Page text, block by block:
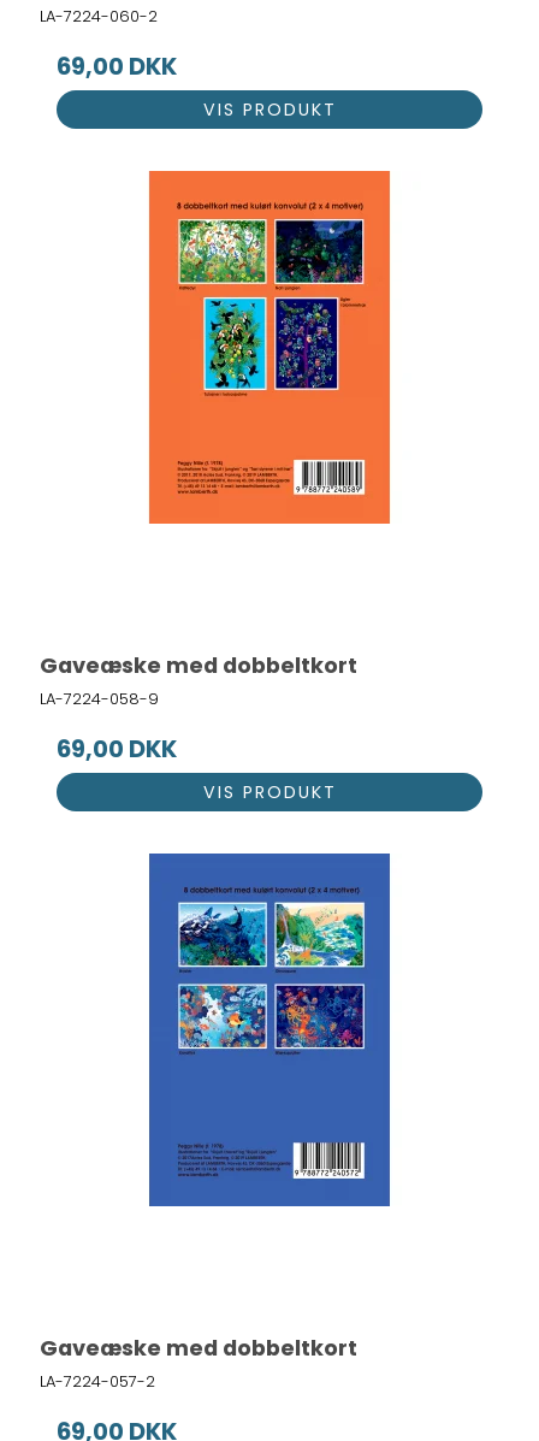
LA-7224-060-2
69,00 DKK
VIS PRODUKT
Gaveæske med dobbeltkort
LA-7224-058-9
69,00 DKK
VIS PRODUKT
Gaveæske med dobbeltkort
LA-7224-057-2
69,00 DKK